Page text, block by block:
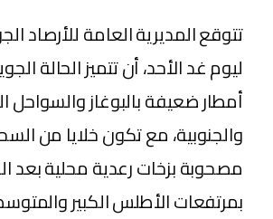
تتوقع المديرية العامة للأرصاد
ليوم غد الأحد، أن تتميز الحالة
أمطار ضعيفة بالبوغاز
والجنوبية، مع تكون خلايا من
مصحوبة بزخات رعدية محلية بعد
بمرتفعات الأطلس الكبير